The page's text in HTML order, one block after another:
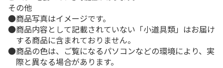
その他
商品写真はイメージです。
商品内容として記載されていない「小道具類」はお届け
する商品に含まれておりません。
商品の色は、ご覧になるパソコンなどの環境により、実
際と異なる場合があります。